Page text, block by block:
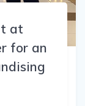
at
for an